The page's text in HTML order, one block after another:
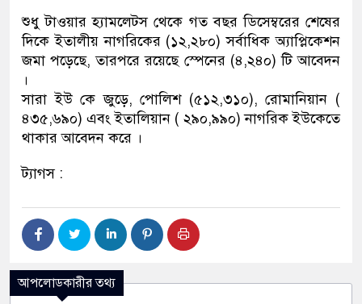
শুধু টাওয়ার হ্যামলেটস থেকে গত বছর ডিসেম্বরের শেষের
দিকে ইতালীয় নাগরিকের (১২,২৮০) সর্বাধিক অ্যাপ্লিকেশন
জমা পড়েছে, তারপরে রয়েছে স্পেনের (৪,২৪০) টি আবেদন
।
সারা ইউ কে জুড়ে, পোলিশ (৫১২,৩১০), রোমানিয়ান (
৪৩৫,৬৯০) এবং ইতালিয়ান ( ২৯০,৯৯০) নাগরিক ইউকেতে
থাকার আবেদন করে ।
ট্যাগস :
আপলোডকারীর তথ্য